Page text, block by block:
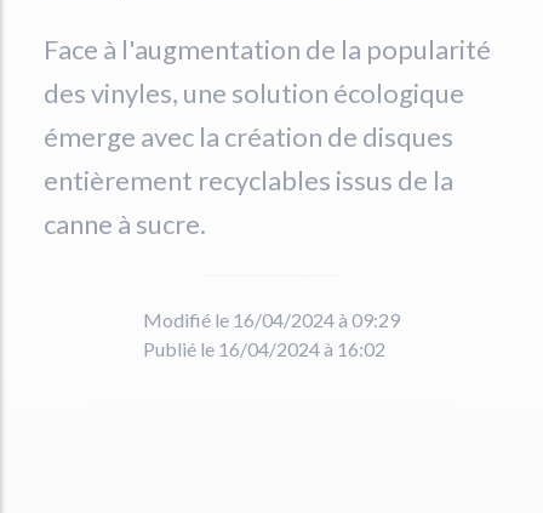
Face à l'augmentation de la popularité
des vinyles, une solution écologique
émerge avec la création de disques
entièrement recyclables issus de la
canne à sucre.
Modifié le 16/04/2024 à 09:29
Publié le 16/04/2024 à 16:02